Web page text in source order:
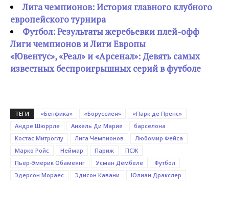
Лига чемпионов: История главного клубного
европейского турнира
Футбол: Результаты жеребьевки плей-офф
Лиги чемпионов и Лиги Европы
«Ювентус», «Реал» и «Арсенал»: Девять самых
известных беспроигрышных серий в футболе
ТЕГИ «Бенфика» «Боруссиея»
«Парк де Пренс»
Андре Шюррле
Анхель Ди Мария
барселона
Костас Митроглу
Лига Чемпионов
Любомир Фейса
Марко Ройс
Неймар Париж
ПСЖ
Пьер-Эмерик Обамеянг
Усман Дембеле
Футбол
Эдерсон Мораес
Эдисон Кавани Юлиан Дракслер